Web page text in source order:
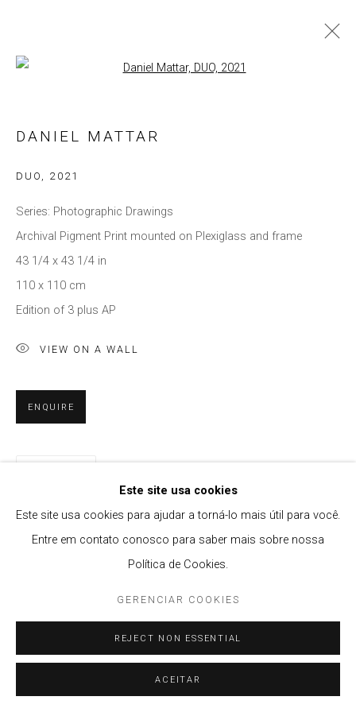
Privacy Policy Gerenciar cookies
COPYRIGHT © 2021 BRISA GALERIA
SITE PRODUZIDO POR ARTLOGIC
Este site usa cookies
Este site usa cookies para ajudar a torná-lo mais útil para você.
Entre em contato conosco para saber mais sobre nossa
Política de Cookies.
GERENCIAR COOKIES
REJECT NON ESSENTIAL
ACEITAR
DANIEL MATTAR
DUO , 2021
Series: Photographic Drawings
Archival Pigment Print mounted on Plexiglass and frame
43 1/4 x 43 1/4 in
110 x 110 cm
Edition of 3 plus AP
VIEW ON A WALL
ENQUIRE